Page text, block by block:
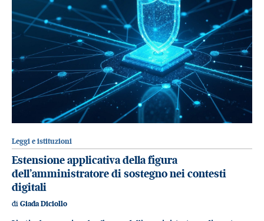
Leggi e istituzioni
Estensione applicativa della figura
dell’amministratore di sostegno nei contesti
digitali
di Giada Diciollo